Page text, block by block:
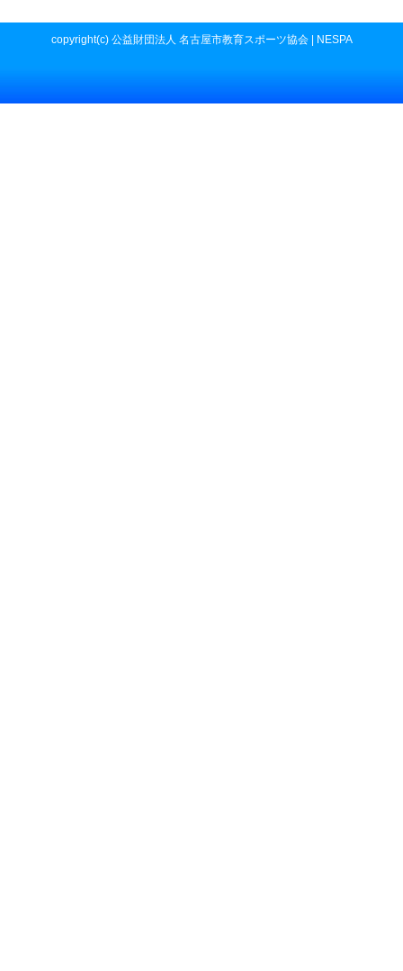
copyright(c) 公益財団法人 名古屋市教育スポーツ協会 | NESPA